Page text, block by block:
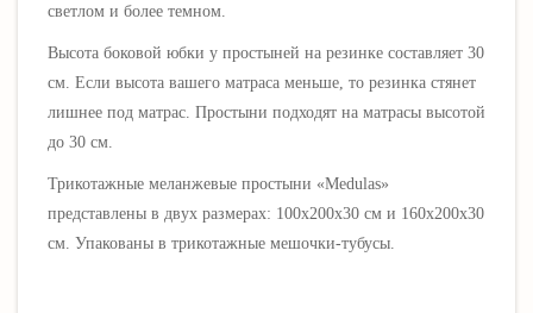
светлом и более темном.
Высота боковой юбки у простыней на резинке составляет 30
см. Если высота вашего матраса меньше, то резинка стянет
лишнее под матрас. Простыни подходят на матрасы высотой
до 30 см.
Трикотажные меланжевые простыни «Medulas»
представлены в двух размерах: 100х200х30 см и 160х200х30
см. Упакованы в трикотажные мешочки-тубусы.